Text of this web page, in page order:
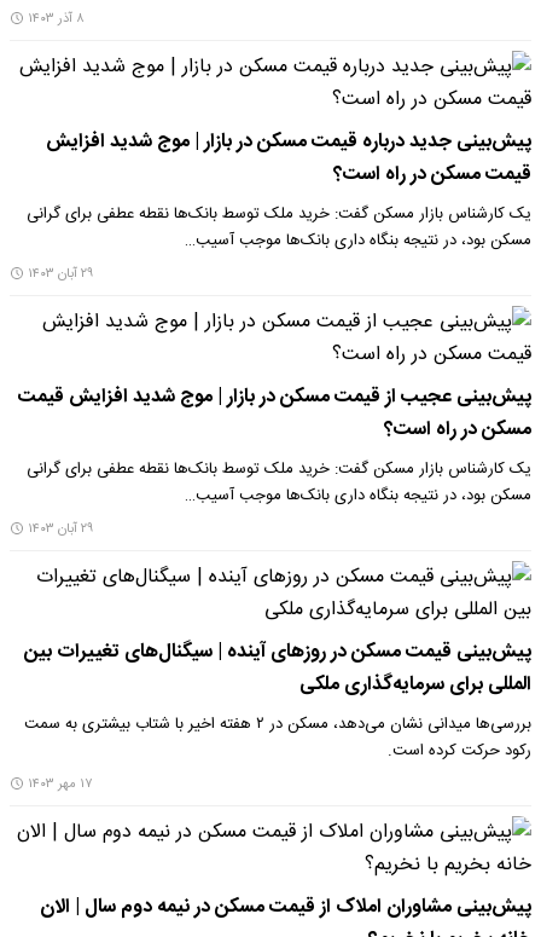
۸ آذر ۱۴۰۳
پیش‌بینی جدید درباره قیمت مسکن در بازار | موج شدید افزایش
قیمت مسکن در راه است؟
یک کارشناس بازار مسکن گفت: خرید ملک توسط بانک‌ها نقطه عطفی برای گرانی
مسکن بود، در نتیجه بنگاه داری بانک‌ها موجب آسیب…
۲۹ آبان ۱۴۰۳
پیش‌بینی عجیب از قیمت مسکن در بازار | موج شدید افزایش قیمت
مسکن در راه است؟
یک کارشناس بازار مسکن گفت: خرید ملک توسط بانک‌ها نقطه عطفی برای گرانی
مسکن بود، در نتیجه بنگاه داری بانک‌ها موجب آسیب…
۲۹ آبان ۱۴۰۳
پیش‌بینی قیمت مسکن در روزهای آینده | سیگنال‌های تغییرات بین
المللی برای سرمایه‌گذاری ملکی
بررسی‌ها میدانی نشان می‌دهد، مسکن در ۲ هفته اخیر با شتاب بیشتری به سمت
رکود حرکت کرده است.
۱۷ مهر ۱۴۰۳
پیش‌بینی مشاوران املاک از قیمت مسکن در نیمه دوم سال | الان